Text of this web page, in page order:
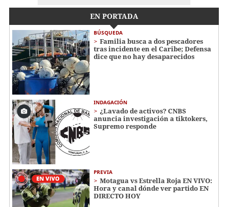
EN PORTADA
BÚSQUEDA
Familia busca a dos pescadores
tras incidente en el Caribe; Defensa
dice que no hay desaparecidos
INDAGACIÓN
¿Lavado de activos? CNBS
anuncia investigación a tiktokers,
Supremo responde
PREVIA
Motagua vs Estrella Roja EN VIVO:
Hora y canal dónde ver partido EN
DIRECTO HOY